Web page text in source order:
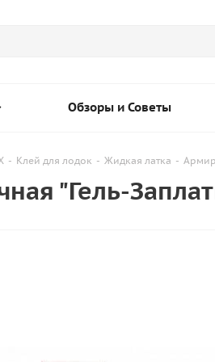
Обзоры и Советы
- Клей для лодок - Жидкая латка -
"Гель-